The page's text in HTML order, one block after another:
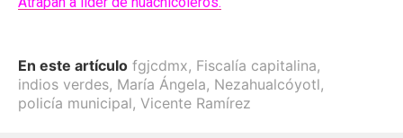
En este artículo fgjcdmx, Fiscalía capitalina,
indios verdes, María Ángela, Nezahualcóyotl,
policía municipal, Vicente Ramírez